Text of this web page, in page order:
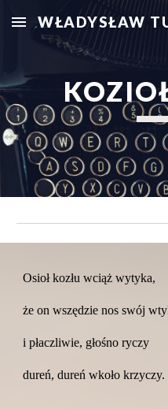
Skip to main content
WŁADYSŁAW
Osioł kozłu wciąż wytyka,
że on wszędzie nos swój
i płaczliwie, głośno ryczy
dureń, dureń wkoło krzyczy.